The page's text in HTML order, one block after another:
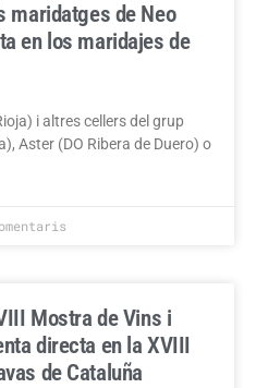
maridatges de Neo
en los maridajes de
i altres cellers del grup
Aster (DO Ribera de Duero) o
Mostra de Vins i
directa en la XVIII
de Cataluña